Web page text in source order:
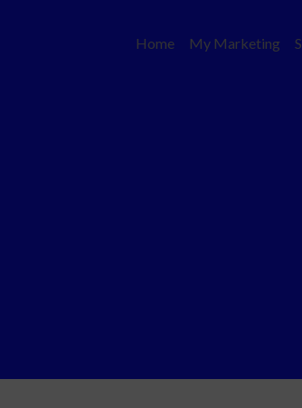
Home My Marketing